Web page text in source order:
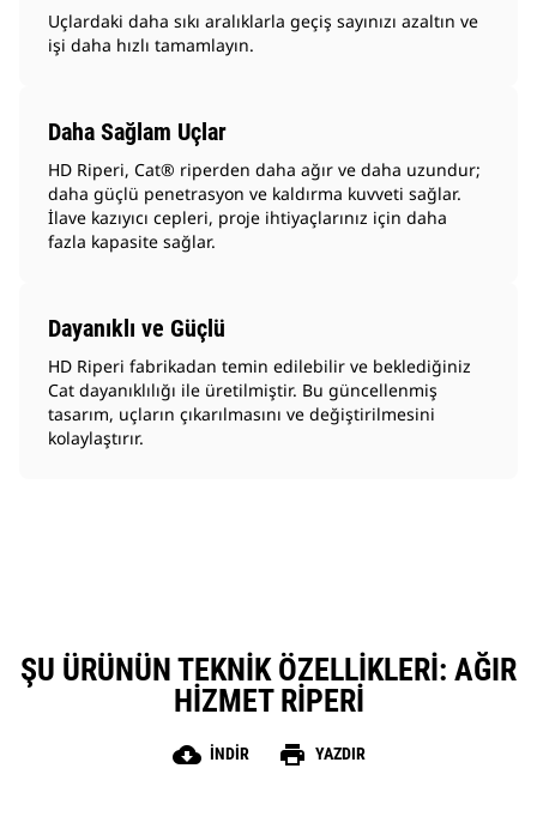
Uçlardaki daha sıkı aralıklarla geçiş sayınızı azaltın ve
işi daha hızlı tamamlayın.
Daha Sağlam Uçlar
HD Riperi, Cat® riperden daha ağır ve daha uzundur;
daha güçlü penetrasyon ve kaldırma kuvveti sağlar.
İlave kazıyıcı cepleri, proje ihtiyaçlarınız için daha
fazla kapasite sağlar.
Dayanıklı ve Güçlü
HD Riperi fabrikadan temin edilebilir ve beklediğiniz
Cat dayanıklılığı ile üretilmiştir. Bu güncellenmiş
tasarım, uçların çıkarılmasını ve değiştirilmesini
kolaylaştırır.
ŞU ÜRÜNÜN TEKNIK ÖZELLIKLERI: AĞIR
HIZMET RIPERI
cloud_download İNDIR print YAZDIR